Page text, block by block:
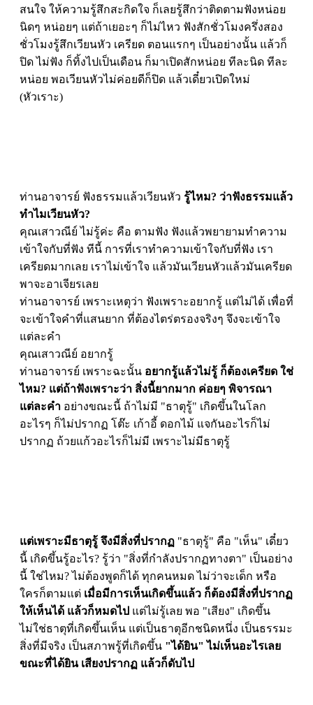
สนใจ ให้ความรู้สึกสะกิดใจ ก็เลยรู้สึกว่าติดตามฟังหน่อย
นิดๆ หน่อยๆ แต่ถ้าเยอะๆ ก็ไม่ไหว ฟังสักชั่วโมงครึ่งสอง
ชั่วโมงรู้สึกเวียนหัว เครียด ตอนแรกๆ เป็นอย่างนั้น แล้วก็
ปิด ไม่ฟัง ก็ทิ้งไปเป็นเดือน ก็มาเปิดสักหน่อย ทีละนิด ทีละ
หน่อย พอเวียนหัวไม่ค่อยดีก็ปิด แล้วเดี๋ยวเปิดใหม่
(หัวเราะ)
ท่านอาจารย์ ฟังธรรมแล้วเวียนหัว รู้ไหม? ว่าฟังธรรมแล้ว
ทำไมเวียนหัว?
คุณเสาวณีย์ ไม่รู้ค่ะ คือ ตามฟัง ฟังแล้วพยายามทำความ
เข้าใจกับที่ฟัง ทีนี้ การที่เราทำความเข้าใจกับที่ฟัง เรา
เครียดมากเลย เราไม่เข้าใจ แล้วมันเวียนหัวแล้วมันเครียด
พาจะอาเจียรเลย
ท่านอาจารย์ เพราะเหตุว่า ฟังเพราะอยากรู้ แต่ไม่ได้ เพื่อที่
จะเข้าใจคำที่แสนยาก ที่ต้องไตร่ตรองจริงๆ จึงจะเข้าใจ
แต่ละคำ
คุณเสาวณีย์ อยากรู้
ท่านอาจารย์ เพราะฉะนั้น อยากรู้แล้วไม่รู้ ก็ต้องเครียด ใช่
ไหม? แต่ถ้าฟังเพราะว่า สิ่งนี้ยากมาก ค่อยๆ พิจารณา
แต่ละคำ อย่างขณะนี้ ถ้าไม่มี "ธาตุรู้" เกิดขึ้นในโลก
อะไรๆ ก็ไม่ปรากฏ โต๊ะ เก้าอี้ ดอกไม้ แจกันอะไรก็ไม่
ปรากฏ ถ้วยแก้วอะไรก็ไม่มี เพราะไม่มีธาตุรู้
แต่เพราะมีธาตุรู้ จึงมีสิ่งที่ปรากฏ "ธาตุรู้" คือ "เห็น" เดี๋ยว
นี้ เกิดขึ้นรู้อะไร? รู้ว่า "สิ่งที่กำลังปรากฏทางตา" เป็นอย่าง
นี้ ใช่ไหม? ไม่ต้องพูดก็ได้ ทุกคนหมด ไม่ว่าจะเด็ก หรือ
ใครก็ตามแต่ เมื่อมีการเห็นเกิดขึ้นแล้ว ก็ต้องมีสิ่งที่ปรากฏ
ให้เห็นได้ แล้วก็หมดไป แต่ไม่รู้เลย พอ "เสียง" เกิดขึ้น
ไม่ใช่ธาตุที่เกิดขึ้นเห็น แต่เป็นธาตุอีกชนิดหนึ่ง เป็นธรรมะ
สิ่งที่มีจริง เป็นสภาพรู้ที่เกิดขึ้น "ได้ยิน" ไม่เห็นอะไรเลย
ขณะที่ได้ยิน เสียงปรากฏ แล้วก็ดับไป